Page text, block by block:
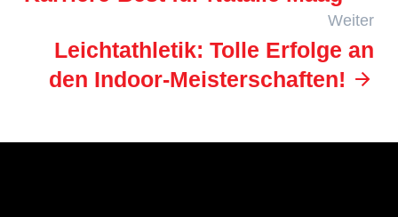
Weiter
Leichtathletik: Tolle Erfolge an
den Indoor-Meisterschaften!